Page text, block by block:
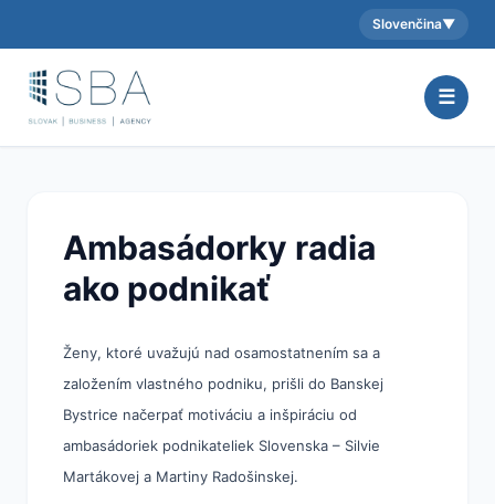
Aktuálny jazyk:
Slovenčina▼
☰
Ambasádorky radia
ako podnikať
Ženy, ktoré uvažujú nad osamostatnením sa a
založením vlastného podniku, prišli do Banskej
Bystrice načerpať motiváciu a inšpiráciu od
ambasádoriek podnikateliek Slovenska – Silvie
Martákovej a Martiny Radošinskej.